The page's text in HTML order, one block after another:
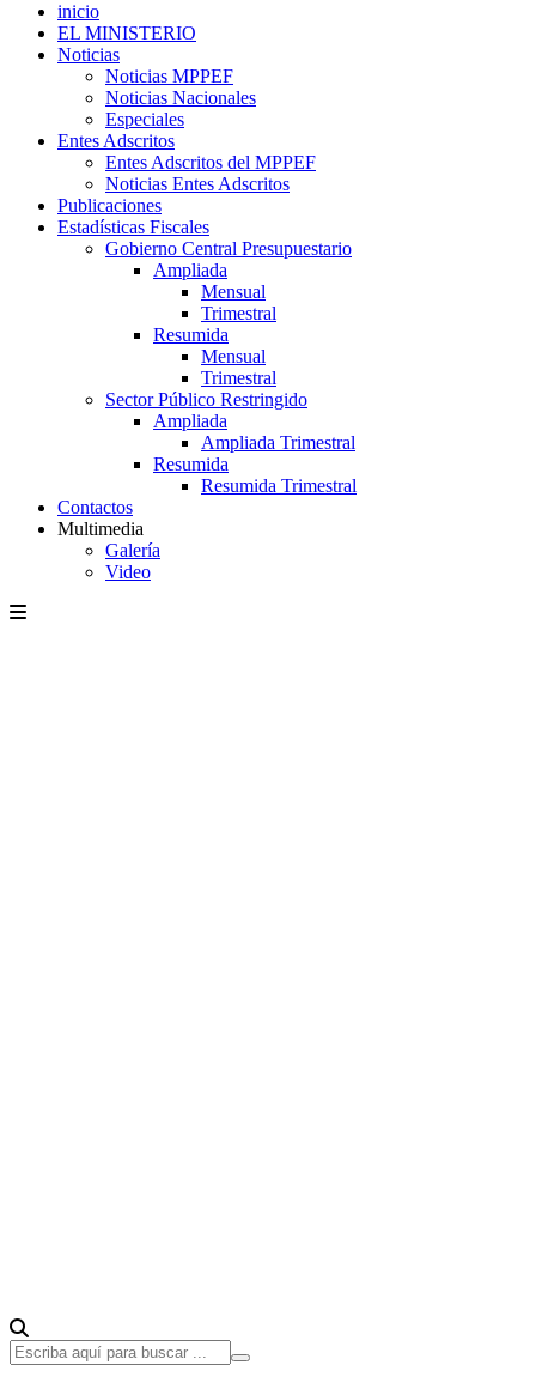
inicio
EL MINISTERIO
Noticias
Noticias MPPEF
Noticias Nacionales
Especiales
Entes Adscritos
Entes Adscritos del MPPEF
Noticias Entes Adscritos
Publicaciones
Estadísticas Fiscales
Gobierno Central Presupuestario
Ampliada
Mensual
Trimestral
Resumida
Mensual
Trimestral
Sector Público Restringido
Ampliada
Ampliada Trimestral
Resumida
Resumida Trimestral
Contactos
Multimedia
Galería
Video